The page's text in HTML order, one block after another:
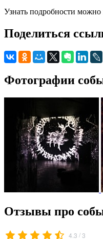
Узнать подробности можно
Поделиться
Фотографии
Отзывы про
4.3 /3